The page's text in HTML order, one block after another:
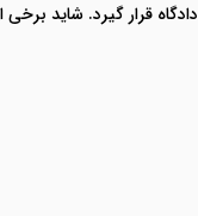
دادگاه قرار گیرد. شاید